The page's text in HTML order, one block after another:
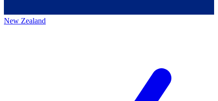
New Zealand